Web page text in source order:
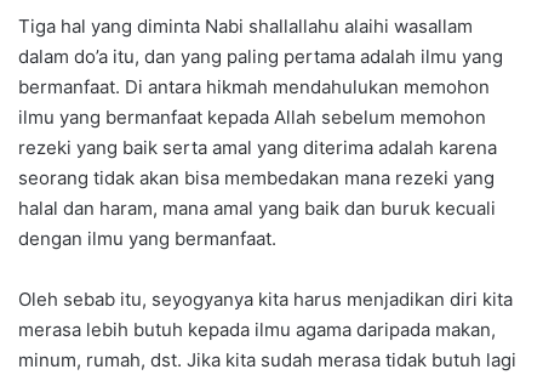
Tiga hal yang diminta Nabi shallallahu alaihi wasallam
dalam do’a itu, dan yang paling pertama adalah ilmu yang
bermanfaat. Di antara hikmah mendahulukan memohon
ilmu yang bermanfaat kepada Allah sebelum memohon
rezeki yang baik serta amal yang diterima adalah karena
seorang tidak akan bisa membedakan mana rezeki yang
halal dan haram, mana amal yang baik dan buruk kecuali
dengan ilmu yang bermanfaat.
Oleh sebab itu, seyogyanya kita harus menjadikan diri kita
merasa lebih butuh kepada ilmu agama daripada makan,
minum, rumah, dst. Jika kita sudah merasa tidak butuh lagi